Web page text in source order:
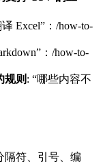
Excel”：/how-to-
：/how-to-
规则 : “哪些内容不
隔符、引号、编